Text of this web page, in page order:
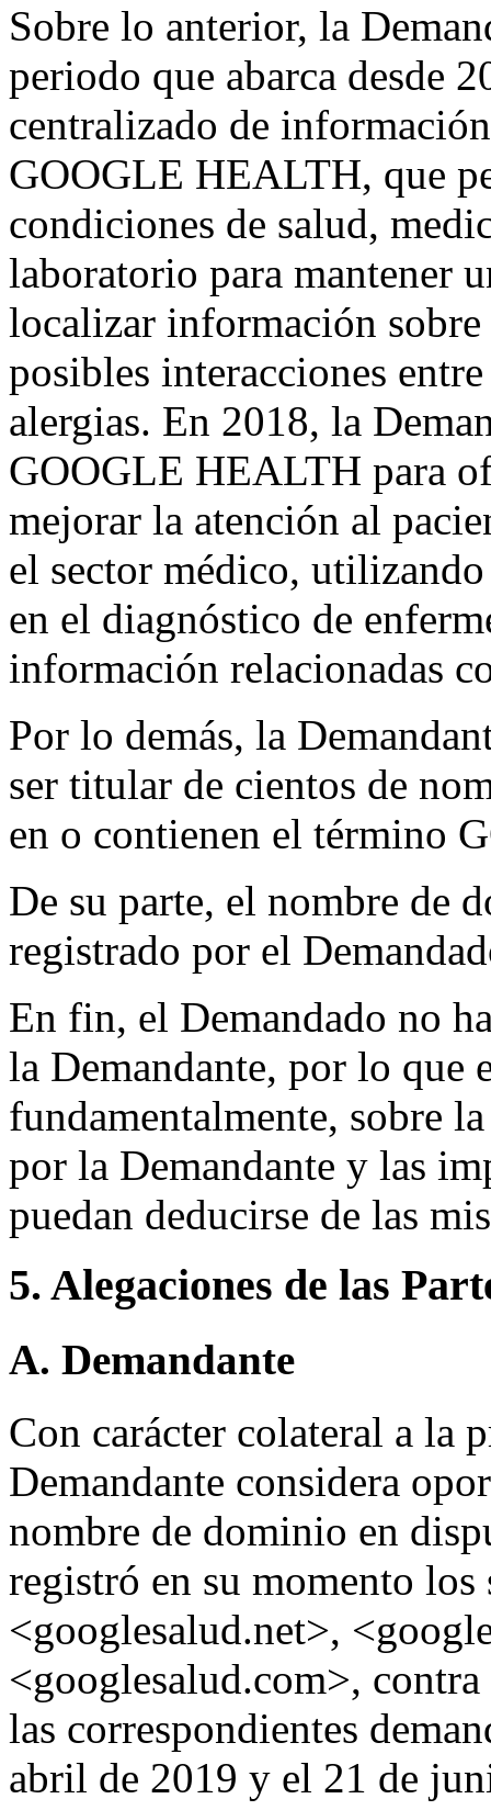
Sobre lo anterior, la
periodo que abarca desde
centralizado de
GOOGLE HEALTH, que
condiciones de salud,
laboratorio para mantener
localizar información
posibles interacciones
alergias. En 2018, la
GOOGLE HEALTH para
mejorar la atención al
el sector médico,
en el diagnóstico de
información relacionadas
Por lo demás, la
ser titular de cientos de
en o contienen el término
De su parte, el nombre de
registrado por el
En fin, el Demandado no
la Demandante, por lo que
fundamentalmente, sobre
por la Demandante y las
puedan deducirse de las
5. Alegaciones de las
A. Demandante
Con carácter colateral a la
Demandante considera
nombre de dominio en
registró en su momento
<googlesalud.net>,
<googlesalud.com>,
las correspondientes
abril de 2019 y el 21 de